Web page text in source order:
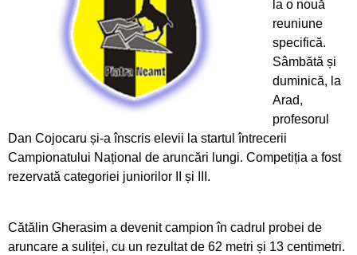
Bianca Drăghici vâslește în Italia
Cupa României la canotaj
Emoții mari pentru canotoarele Ceahlăului
Pregătiri cu folos pentru Campionatul Mondial
din Franța
Obiectiv de medalii la ultimul concurs pe
CS Ceahlăul este cu toate pânzele sus
la o nouă
reuniune
specifică.
Sâmbătă și
duminică, la
Arad,
profesorul
Dan Cojocaru și-a înscris elevii la startul întrecerii
Campionatului Național de aruncări lungi. Competiția a fost
rezervată categoriei juniorilor II și III.
Cătălin Gherasim a devenit campion în cadrul probei de
aruncare a suliței, cu un rezultat de 62 metri și 13 centimetri.